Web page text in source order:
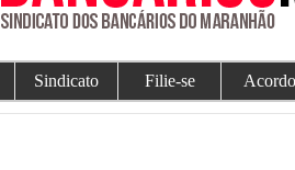
Sindicato Filie-se